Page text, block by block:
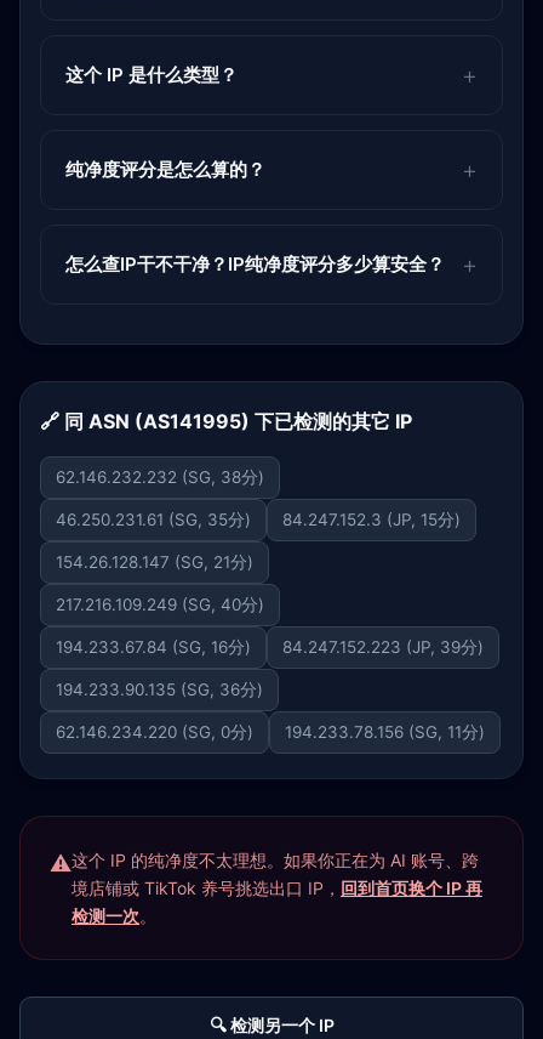
这个 IP 是什么类型？
纯净度评分是怎么算的？
怎么查IP干不干净？IP纯净度评分多少算安全？
🔗 同 ASN (AS141995) 下已检测的其它 IP
62.146.232.232 (SG, 38分)
46.250.231.61 (SG, 35分) 84.247.152.3 (JP, 15分)
154.26.128.147 (SG, 21分)
217.216.109.249 (SG, 40分)
194.233.67.84 (SG, 16分) 84.247.152.223 (JP, 39分)
194.233.90.135 (SG, 36分)
62.146.234.220 (SG, 0分) 194.233.78.156 (SG, 11分)
这个 IP 的纯净度不太理想。如果你正在为 AI 账号、跨
境店铺或 TikTok 养号挑选出口 IP， 回到首页换个 IP 再
检测一次。
🔍 检测另一个 IP